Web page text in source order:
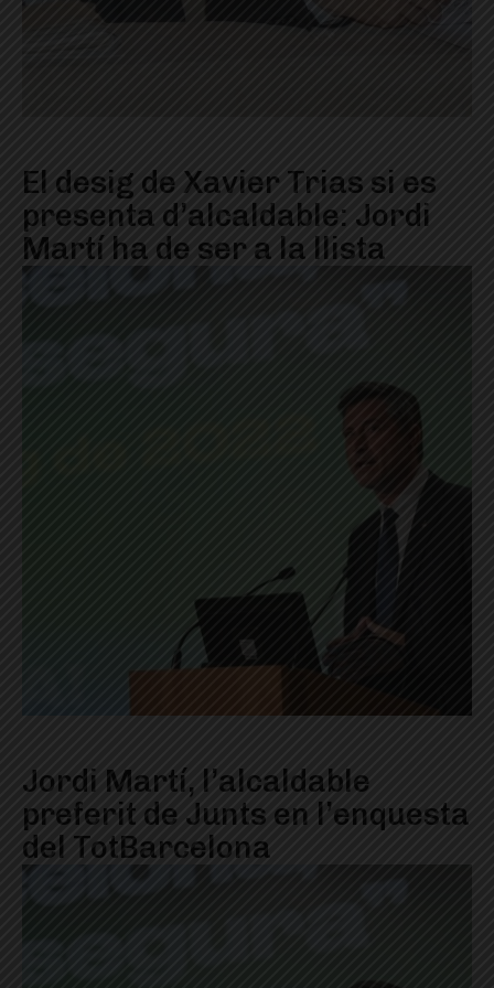
El desig de Xavier Trias si es
presenta d’alcaldable: Jordi
Martí ha de ser a la llista
Jordi Martí, l’alcaldable
preferit de Junts en l’enquesta
del TotBarcelona